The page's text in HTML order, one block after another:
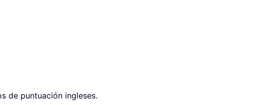
de puntuación ingleses.